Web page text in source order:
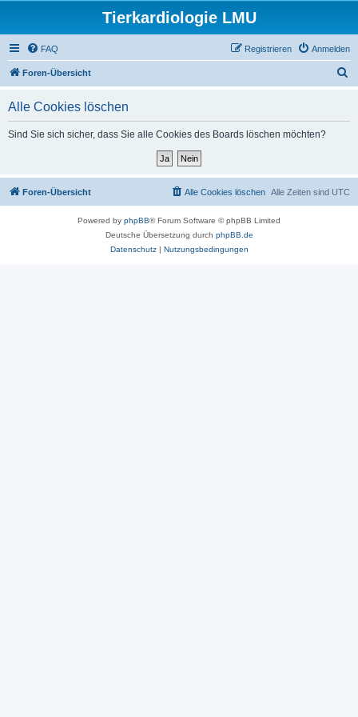
Tierkardiologie LMU
FAQ Anmelden
Registrieren
Foren-Übersicht
Alle Cookies löschen
Sind Sie sich sicher, dass Sie alle Cookies des Boards löschen möchten?
Foren-Übersicht Alle Zeiten sind UTC
Alle Cookies löschen
Powered by phpBB® Forum Software © phpBB Limited
Deutsche Übersetzung durch phpBB.de
Datenschutz| Nutzungsbedingungen